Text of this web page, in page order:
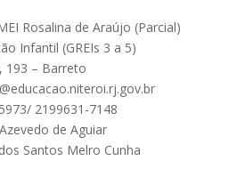
Rosalina de Araújo (Parcial)
Infantil (GREIs 3 a 5)
193 – Barreto
2199631-7148
de Aguiar
Santos Melro Cunha